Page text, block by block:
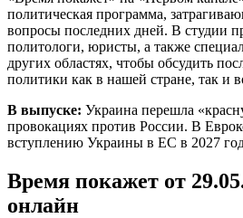
политическая программа,
вопросы последних дней. В студии
политологи, юристы, а также
других областях, чтобы обсудить
политики как в нашей стране, так и
В выпуске: Украина перешла
провокациях против России. В
вступлению Украины в ЕС в 2027
Время покажет от
онлайн